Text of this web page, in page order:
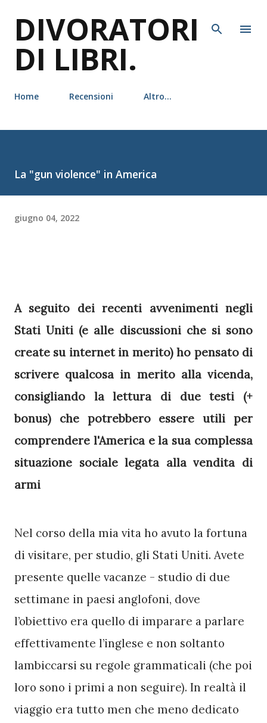
DIVORATORI
DI LIBRI.
Home Recensioni Altro…
La "gun violence" in America
giugno 04, 2022
A seguito dei recenti avvenimenti negli
Stati Uniti (e alle discussioni che si sono
create su internet in merito) ho pensato di
scrivere qualcosa in merito alla vicenda,
consigliando la lettura di due testi (+
bonus) che potrebbero essere utili per
comprendere l'America e la sua complessa
situazione sociale legata alla vendita di
armi
Nel corso della mia vita ho avuto la fortuna
di visitare, per studio, gli Stati Uniti. Avete
presente quelle vacanze - studio di due
settimane in paesi anglofoni, dove
l’obiettivo era quello di imparare a parlare
effettivamente l’inglese e non soltanto
lambiccarsi su regole grammaticali (che poi
loro sono i primi a non seguire). In realtà il
viaggio era tutto men che meno dedicato